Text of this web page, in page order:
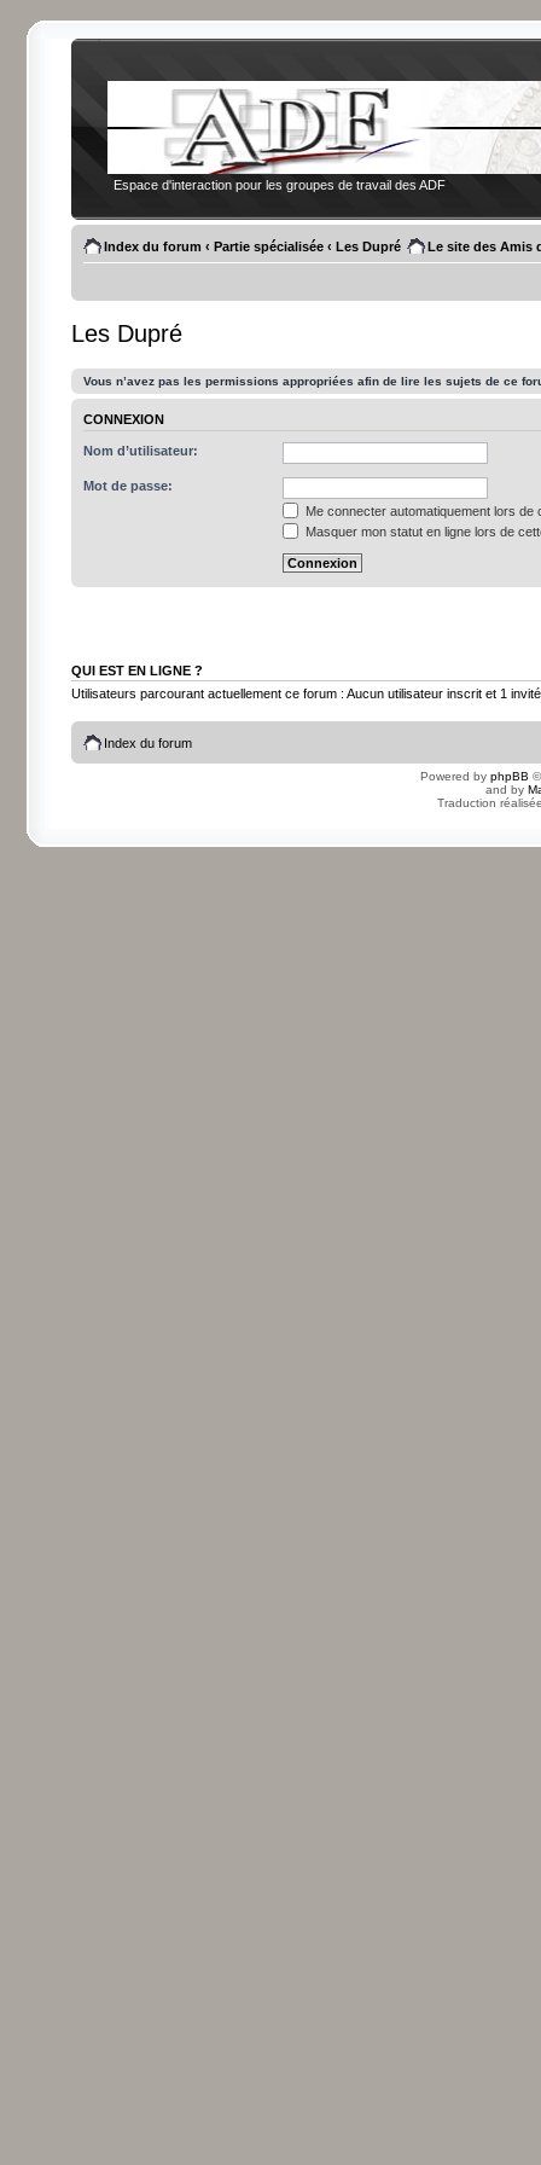
Espace d'interaction pour les groupes de travail des ADF
Index du forum ‹ Partie spécialisée ‹ Les Dupré Le site des Amis
Les Dupré
Vous n’avez pas les permissions appropriées afin de lire les sujets de ce
CONNEXION
Nom d’utilisateur:
Mot de passe:
Me connecter automatiquement lors de
Masquer mon statut en ligne lors de
QUI EST EN LIGNE ?
Utilisateurs parcourant actuellement ce forum : Aucun utilisateur inscrit et 1 invité
Index du forum
Powered by phpBB
and by
Traduction